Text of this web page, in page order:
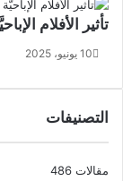
تأثير الأفلام
10 يونيو، 2025
التصنيفات
مقالات 486